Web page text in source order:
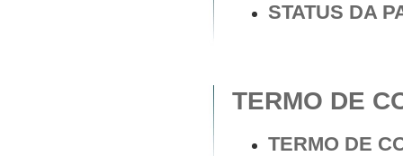
STATUS DA
TERMO DE
TERMO DE